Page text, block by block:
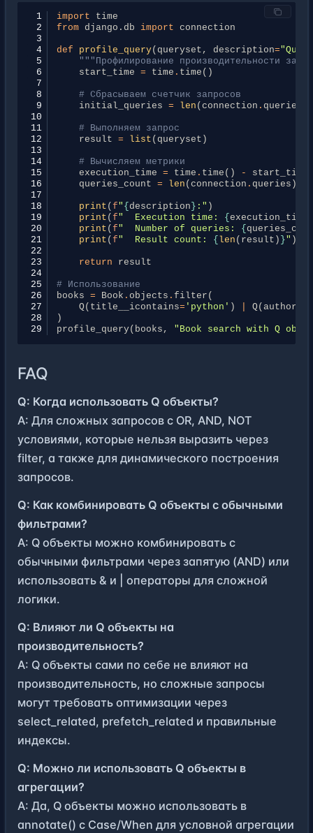
1 import
time
2
from django.db import connection
3
4
def profile_query( queryset , description=
5
"""Профилирование производительности
6
start_time = time . time ()
7
8
# Сбрасываем счетчик запросов
9
initial_queries = len ( connection . queries
10
11
# Выполняем запрос
12
result = list ( queryset )
13
14
# Вычисляем метрики
15
execution_time = time . time () -
start_time
16
queries_count = len ( connection . queries )
17
18
print ( f" { description } :" )
19
print ( f"  Execution time: { execution_time
20
print ( f"  Number of queries: {
21
print ( f"  Result count: { len ( result ) }" )
22
23
return
result
24
25
# Использование
26
books = Book . objects . filter (
27
Q ( title__icontains= 'python' ) Q (
28
)
29
profile_query( books , "Book search with Q
FAQ
Q: Когда использовать Q объекты?
A: Для сложных запросов с OR, AND, NOT
условиями, которые нельзя выразить через
filter, а также для динамического построения
запросов.
Q: Как комбинировать Q объекты с обычными
фильтрами?
A: Q объекты можно комбинировать с
обычными фильтрами через запятую (AND) или
использовать & и | операторы для сложной
логики.
Q: Влияют ли Q объекты на
производительность?
A: Q объекты сами по себе не влияют на
производительность, но сложные запросы
могут требовать оптимизации через
select_related, prefetch_related и правильные
индексы.
Q: Можно ли использовать Q объекты в
агрегации?
A: Да, Q объекты можно использовать в
annotate() с Case/When для условной агрегации